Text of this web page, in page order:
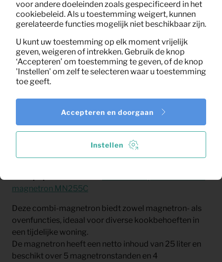
de gewenste locatie en zorgen voor de
installatie. Dit kan al binnen 3-5 werkdagen.
Wanneer je de magnetron
niet meer nodig hebt, halen wij deze weer op.
Hulp nodig bij een volledige keukeninrichting? Neem
contact met ons op voor persoonlijk advies.
Neem contact op
Uitgelicht product
magnetron MN255C
Deze combi-magnetron biedt zowel magnetron- als
ovenfuncties, ideaal voor diverse kookbehoeften in
een tijdelijke woning.
De magnetron heeft een netto inhoud van 25 liter en
beschikt over 5 magnetronstanden en 4
voor andere doeleinden zoals gespecificeerd in het
cookiebeleid. Als u toestemming weigert, kunnen
gerelateerde functies mogelijk niet beschikbaar zijn.
U kunt uw toestemming op elk moment vrijelijk
geven, weigeren of intrekken. Gebruik de knop
‘Accepteren’ om toestemming te geven, of de knop
'Instellen' om zelf te selecteren waar u toestemming
toe geeft.
Instellen
Accepteren en doorgaan